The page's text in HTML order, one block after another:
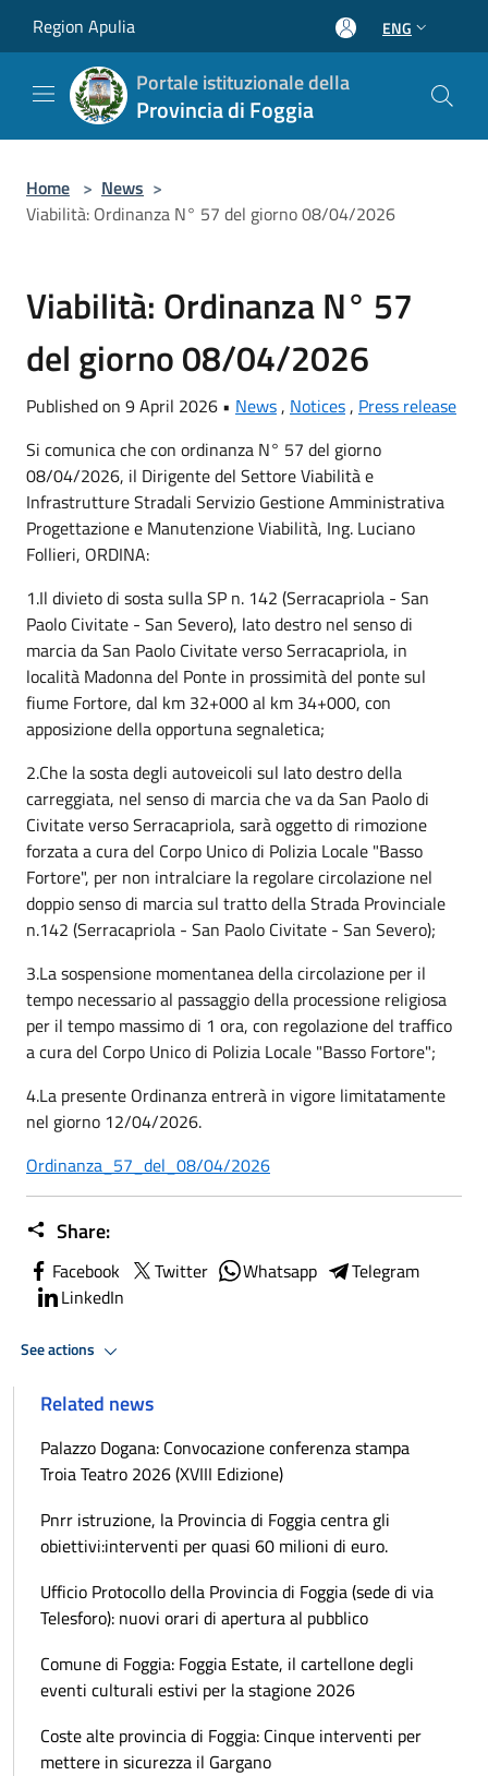
Region Apulia ENG
Portale istituzionale della
Provincia di Foggia
Home > News >
Viabilità: Ordinanza N° 57 del giorno 08/04/2026
Viabilità: Ordinanza N° 57
del giorno 08/04/2026
Published on 9 April 2026 • News , Notices , Press release
Si comunica che con ordinanza N° 57 del giorno
08/04/2026, il Dirigente del Settore Viabilità e
Infrastrutture Stradali Servizio Gestione Amministrativa
Progettazione e Manutenzione Viabilità, Ing. Luciano
Follieri, ORDINA:
1.Il divieto di sosta sulla SP n. 142 (Serracapriola - San
Paolo Civitate - San Severo), lato destro nel senso di
marcia da San Paolo Civitate verso Serracapriola, in
località Madonna del Ponte in prossimità del ponte sul
fiume Fortore, dal km 32+000 al km 34+000, con
apposizione della opportuna segnaletica;
2.Che la sosta degli autoveicoli sul lato destro della
carreggiata, nel senso di marcia che va da San Paolo di
Civitate verso Serracapriola, sarà oggetto di rimozione
forzata a cura del Corpo Unico di Polizia Locale "Basso
Fortore", per non intralciare la regolare circolazione nel
doppio senso di marcia sul tratto della Strada Provinciale
n.142 (Serracapriola - San Paolo Civitate - San Severo);
3.La sospensione momentanea della circolazione per il
tempo necessario al passaggio della processione religiosa
per il tempo massimo di 1 ora, con regolazione del traffico
a cura del Corpo Unico di Polizia Locale "Basso Fortore";
4.La presente Ordinanza entrerà in vigore limitatamente
nel giorno 12/04/2026.
Ordinanza_57_del_08/04/2026
Share:
Facebook Twitter Whatsapp
Telegram
LinkedIn
See actions
Related news
Palazzo Dogana: Convocazione conferenza stampa
Troia Teatro 2026 (XVIII Edizione)
Pnrr istruzione, la Provincia di Foggia centra gli
obiettivi:interventi per quasi 60 milioni di euro.
Ufficio Protocollo della Provincia di Foggia (sede di via
Telesforo): nuovi orari di apertura al pubblico
Comune di Foggia: Foggia Estate, il cartellone degli
eventi culturali estivi per la stagione 2026
Coste alte provincia di Foggia: Cinque interventi per
mettere in sicurezza il Gargano